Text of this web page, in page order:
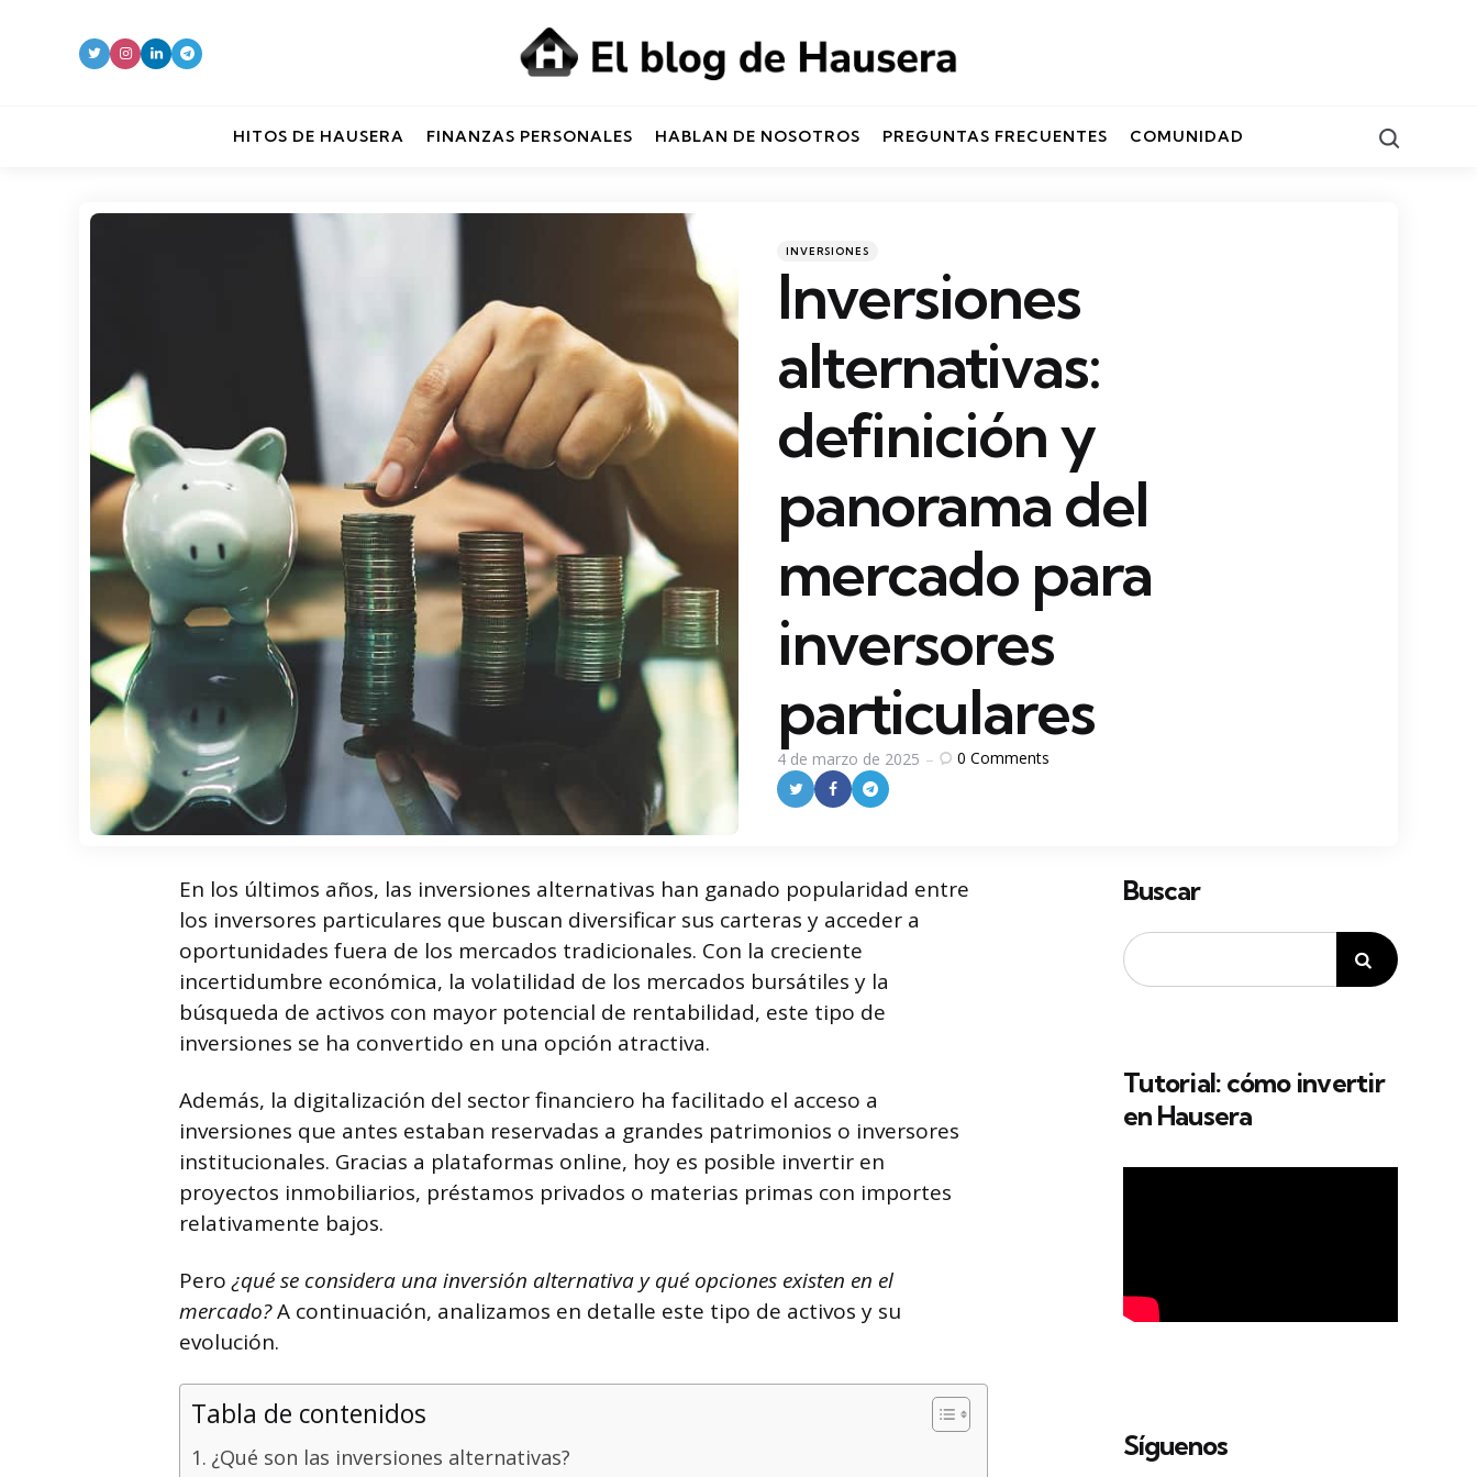
HITOS DE HAUSERA FINANZAS PERSONALES HABLAN DE NOSOTROS PREGUNTAS FRECUENTES COMUNIDAD
Categories
Posted
INVERSIONES
Inversiones
alternativas:
definición y
panorama del
mercado para
inversores
particulares
4 de marzo de 2025 0 Comments
En los últimos años, las inversiones alternativas han ganado popularidad entre
los inversores particulares que buscan diversificar sus carteras y acceder a
oportunidades fuera de los mercados tradicionales. Con la creciente
incertidumbre económica, la volatilidad de los mercados bursátiles y la
búsqueda de activos con mayor potencial de rentabilidad, este tipo de
inversiones se ha convertido en una opción atractiva.
Además, la digitalización del sector financiero ha facilitado el acceso a
inversiones que antes estaban reservadas a grandes patrimonios o inversores
institucionales. Gracias a plataformas online, hoy es posible invertir en
proyectos inmobiliarios, préstamos privados o materias primas con importes
relativamente bajos.
Pero¿qué se considera una inversión alternativa y qué opciones existen en el
mercado?A continuación, analizamos en detalle este tipo de activos y su
evolución.
Tabla de contenidos
¿Qué son las inversiones alternativas?
Buscar
Tutorial: cómo invertir
en Hausera
Síguenos